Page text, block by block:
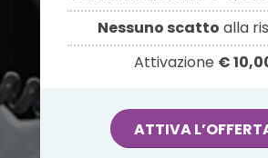
Nessuno scatto alla
Attivazione €
ATTIVA